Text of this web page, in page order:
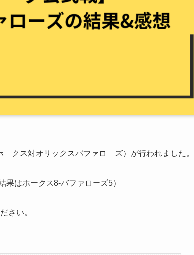
クス対オリックスバファローズ）が行われました。
果はホークス8-バファローズ5）
さい。